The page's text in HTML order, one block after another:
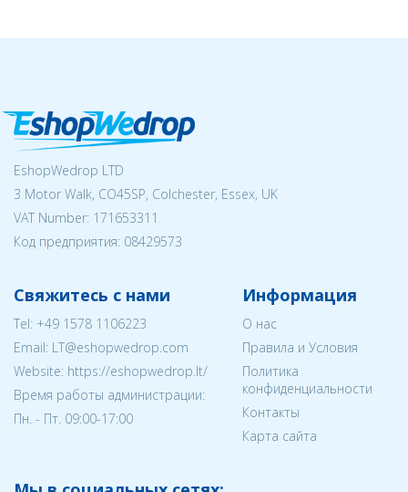
EshopWedrop LTD
3 Motor Walk, CO45SP, Colchester, Essex, UK
VAT Number: 171653311
Код предприятия: 08429573
Свяжитесь с нами
Tel: +49 1578 1106223
Email: LT@eshopwedrop.com
Website: https://eshopwedrop.lt/
Время работы администрации:
Пн. - Пт. 09:00-17:00
Информация
О нас
Правила и Условия
Политика
конфиденциальности
Контакты
Карта сайта